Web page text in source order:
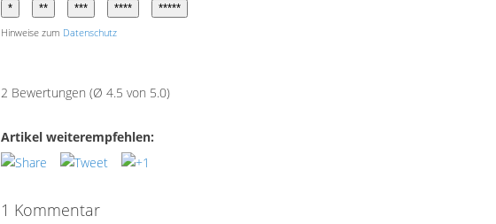
Hinweise zum Datenschutz
2 Bewertungen (Ø 4.5 von 5.0)
Artikel weiterempfehlen:
1 Kommentar